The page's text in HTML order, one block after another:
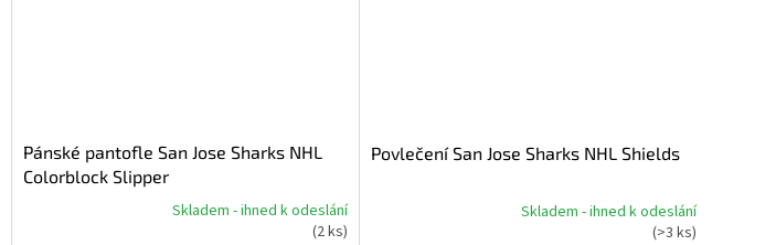
Pánské pantofle San Jose Sharks NHL
Colorblock Slipper
Skladem - ihned k odeslání
(2 ks)
Povlečení San Jose Sharks NHL Shields
Skladem - ihned k odeslání
(>3 ks)